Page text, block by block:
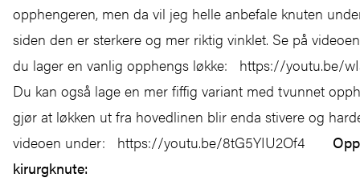
opphengeren, men da vil jeg helle anbefale knuten
siden den er sterkere og mer riktig vinklet. Se på
du lager en vanlig opphengs løkke: https://youtu.be/
Du kan også lage en mer fiffig variant med tvunnet
gjør at løkken ut fra hovedlinen blir enda stivere og
videoen under: https://youtu.be/8tG5YIU2Of4
kirurgknute: